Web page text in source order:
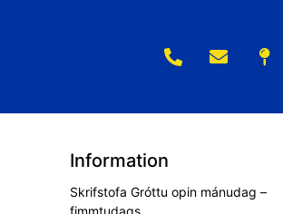
Information
Skrifstofa Gróttu opin mánudag –
fimmtudags